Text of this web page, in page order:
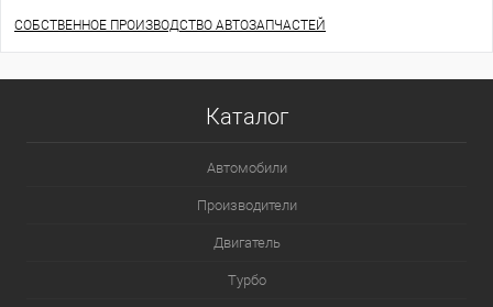
СОБСТВЕННОЕ ПРОИЗВОДСТВО АВТОЗАПЧАСТЕЙ
Каталог
Автомобили
Производители
Двигатель
Турбо